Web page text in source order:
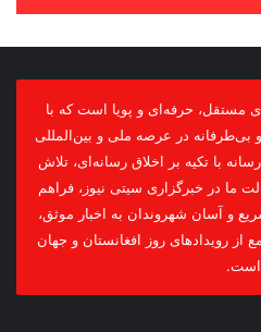
مستقل، حرفه‌ای و پویا است که با
در عرصه ملی و بین‌المللی
با تکیه بر اخلاق رسانه‌ای، تلاش
ما در خبرگزاری سیتی نیوز، فراهم
و آسان شهروندان به اخبار موثق،
رویدادهای روز افغانستان و جهان
است.